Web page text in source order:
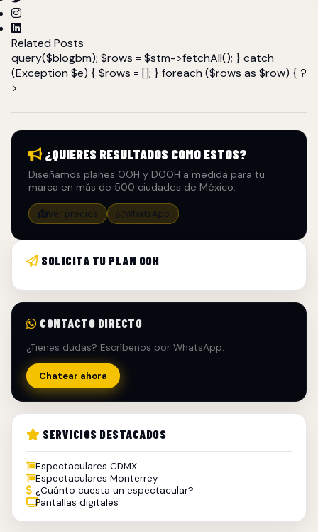
Related Posts
query($blogbm); $rows = $stm->fetchAll(); } catch
(Exception $e) { $rows = []; } foreach ($rows as $row) { ?
>
¿QUIERES RESULTADOS COMO ESTOS?
Diseñamos planes OOH y DOOH a medida para tu
marca en más de 500 ciudades de México.
Ver precios WhatsApp
SOLICITA TU PLAN OOH
CONTACTO DIRECTO
¿Tienes dudas? Escríbenos por WhatsApp.
Chatear ahora
SERVICIOS DESTACADOS
Espectaculares CDMX
Espectaculares Monterrey
¿Cuánto cuesta un espectacular?
Pantallas digitales